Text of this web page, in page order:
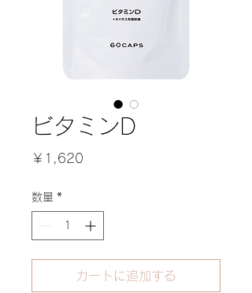
ビタミンD
￥1,620
数量 *
カートに追加する